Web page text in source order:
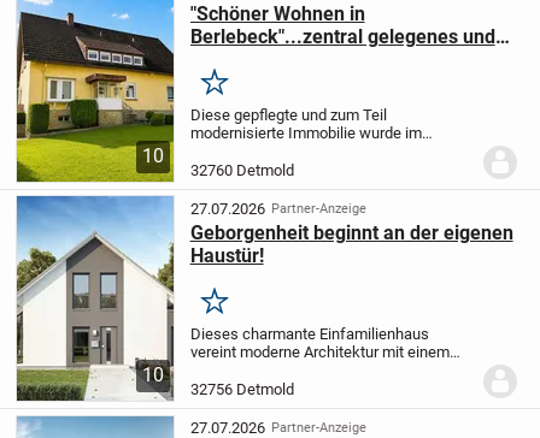
10
"Schöner Wohnen in
Berlebeck"...zentral gelegenes und
unterhal
Merken
Diese gepflegte und zum Teil
modernisierte Immobilie wurde im
Siedlungshaus errichtet. Die
Eigentümerfamilie lebt bis heute glücklich
und zufrieden in diesem Objekt....
32760 Detmold
10
27.07.2026 Partner-Anzeige
Geborgenheit beginnt an der eigenen
Haustür!
Merken
Dieses charmante Einfamilienhaus
vereint moderne Architektur mit einem
ca. 145?m² Wohnfläche alles, was das
Herz begehrt. Schon beim Betreten
spüren Sie: Hier...
32756 Detmold
27.07.2026 Partner-Anzeige